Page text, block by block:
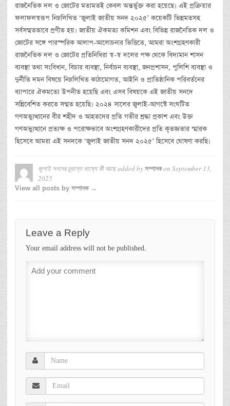
রাজনৈতিক দল ও জোটের মতামতই কেবল অন্তর্ভুক্ত করা হয়েছে। এই প্রক্রিয়ার
ফলাফলস্বরূপ নিম্নলিখিত ‘জুলাই জাতীয় সনদ ২০২৫’ কয়েকটি ভিন্নমতসহ
সর্বসম্মতভাবে প্রণীত হয়। জাতীয় ঐকমত্য কমিশন এবং বিভিন্ন রাজনৈতিক দল ও
জোটের সঙ্গে পারস্পরিক আলাপ-আলোচনার ভিত্তিতে, আমরা অংশগ্রহণকারী
রাজনৈতিক দল ও জোটের প্রতিনিধিরা স্ব-স্ব দলের পক্ষ থেকে বিদ্যমান শাসন
ব্যবস্থা তথা সংবিধান, বিচার ব্যবস্থা, নির্বাচন ব্যবস্থা, জনপ্রশাসন, পুলিশি ব্যবস্থা ও
দুর্নীতি দমন বিষয়ে নিম্নলিখিত কাঠামোগত, আইনি ও প্রাতিষ্ঠানিক পরিবর্তনের
ব্যাপারে ঐকমত্যে উপনীত হয়েছি এবং এসব বিষয়কে এই জাতীয় সনদে
সন্নিবেশিত করতে সম্মত হয়েছি। ২০২৪ সালের জুলাই-আগস্টে সংঘটিত
গণঅভ্যুত্থানের বীর শহীদ ও আহতদের প্রতি গভীর শ্রদ্ধা প্রকাশ এবং উক্ত
গণঅভ্যুত্থানে প্রত্যক্ষ ও পরোক্ষভাবে অংশগ্রহণকারীদের প্রতি কৃতজ্ঞতার স্মারক
হিসেবে আমরা এই সনদকে ‘জুলাই জাতীয় সনদ ২০২৫’ হিসেবে ঘোষণা করছি।
জুলাই সনদের চূড়ান্ত ভাষ্যে কী আছেadded by সম্পাদকon September 13,
2025
View all posts by সম্পাদক →
Leave a Reply
Your email address will not be published.